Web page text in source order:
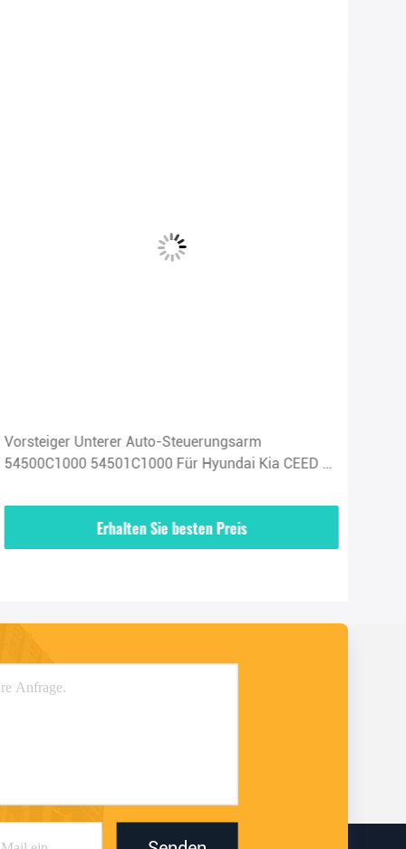
Vorsteiger Unterer Auto-Steuerungsarm
54500C1000 54501C1000 Für Hyundai Kia CEED 16
Erhalten Sie besten Preis